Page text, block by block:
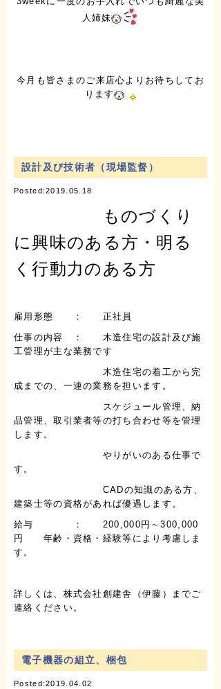
人姉妹
今月も皆さまのご来店心よりお待ちしてお
ります
設計及び技術者（現場監督）
Posted:2019.05.18
ものづくり
に興味のある方・明る
く行動力のある方
雇用形態 ： 正社員
仕事の内容 ： 木造住宅の設計及び施
工管理が主な業務です
木造住宅の着工から完
成までの、一連の業務を担います。
スケジュール管理、納
品管理、取引業者等の打ち合わせ等を管理
します。
やりがいのある仕事で
す。
CADの知識のある方、
建築士等の資格があれば優遇します。
給与 ： 200,000円～300,000
円 年齢・資格・経験等により考慮しま
す。
詳しくは、株式会社創建舎（伊藤）までご
連絡ください。
電子機器の組立、梱包
Posted:2019.04.02